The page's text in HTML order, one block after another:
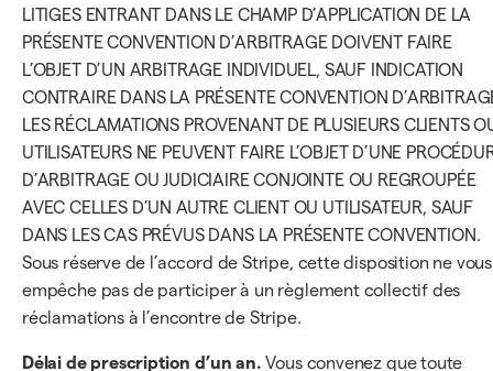
LITIGES ENTRANT DANS LE CHAMP D’APPLICATION DE LA
PRÉSENTE CONVENTION D’ARBITRAGE DOIVENT FAIRE
L’OBJET D’UN ARBITRAGE INDIVIDUEL, SAUF INDICATION
CONTRAIRE DANS LA PRÉSENTE CONVENTION
LES RÉCLAMATIONS PROVENANT DE PLUSIEURS CLIENTS
UTILISATEURS NE PEUVENT FAIRE L’OBJET D’UNE
D’ARBITRAGE OU JUDICIAIRE CONJOINTE OU REGROUPÉE
AVEC CELLES D’UN AUTRE CLIENT OU UTILISATEUR, SAUF
DANS LES CAS PRÉVUS DANS LA PRÉSENTE CONVENTION.
Sous réserve de l’accord de Stripe, cette disposition ne vous
empêche pas de participer à un règlement collectif des
réclamations à l’encontre de Stripe.
Délai de prescription d’un an. Vous convenez que toute